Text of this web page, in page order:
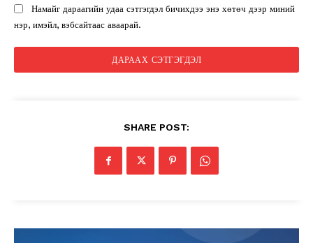
Намайг дараагийн удаа сэтгэгдэл бичихдээ энэ хөтөч дээр миний
нэр, имэйл, вэбсайтаас аваарай.
SHARE POST: